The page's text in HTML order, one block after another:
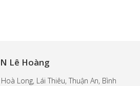
Lê Hoàng
Long, Lái Thiêu, Thuận An, Bình